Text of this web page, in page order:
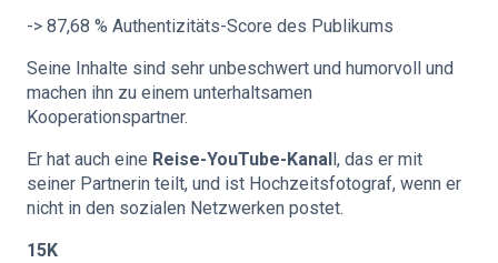
-> 87,68 % Authentizitäts-Score des Publikums
Seine Inhalte sind sehr unbeschwert und humorvoll und
machen ihn zu einem unterhaltsamen
Kooperationspartner.
Er hat auch eine Reise-YouTube-Kanall, das er mit
seiner Partnerin teilt, und ist Hochzeitsfotograf, wenn er
nicht in den sozialen Netzwerken postet.
15K